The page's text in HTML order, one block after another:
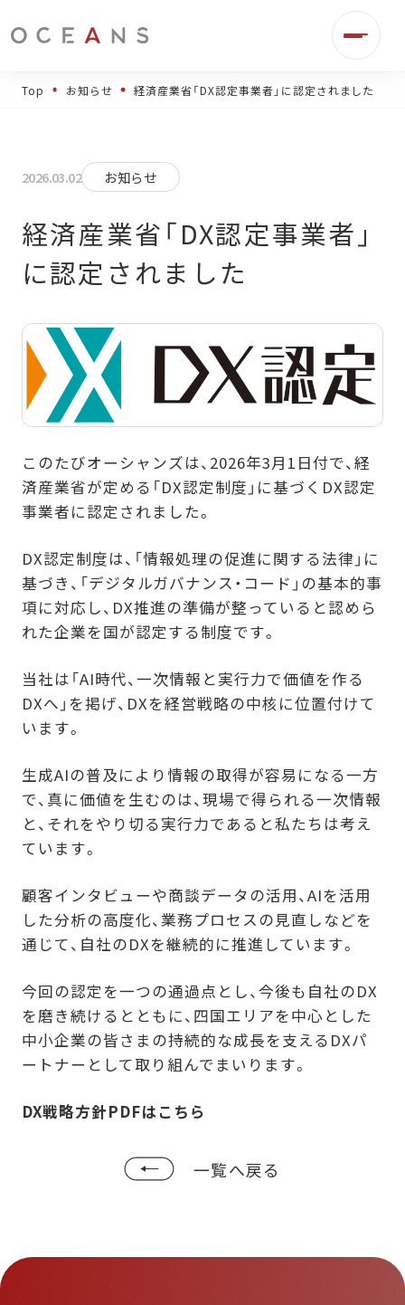
事業伴走
デジタル広告運用
アクセス解析・サイト改善
デジタルマーケティング研修
Top お知らせ 経済産業省「DX認定事業者」に認定されました
2026.03.02 お知らせ
経済産業省「DX認定事業者」
に認定されました
このたびオーシャンズは、2026年3月1日付で、経
済産業省が定める「DX認定制度」に基づくDX認定
事業者に認定されました。
DX認定制度は、「情報処理の促進に関する法律」に
基づき、「デジタルガバナンス・コード」の基本的事
項に対応し、DX推進の準備が整っていると認めら
れた企業を国が認定する制度です。
当社は「AI時代、一次情報と実行力で価値を作る
DXへ」を掲げ、DXを経営戦略の中核に位置付けて
います。
生成AIの普及により情報の取得が容易になる一方
で、真に価値を生むのは、現場で得られる一次情報
と、それをやり切る実行力であると私たちは考え
ています。
顧客インタビューや商談データの活用、AIを活用
した分析の高度化、業務プロセスの見直しなどを
通じて、自社のDXを継続的に推進しています。
今回の認定を一つの通過点とし、今後も自社のDX
を磨き続けるとともに、四国エリアを中心とした
中小企業の皆さまの持続的な成長を支えるDXパ
ートナーとして取り組んでまいります。
DX戦略方針PDFはこちら
一覧へ戻る